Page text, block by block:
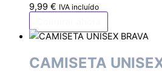
9,99 € IVA incluído
CAMISETA